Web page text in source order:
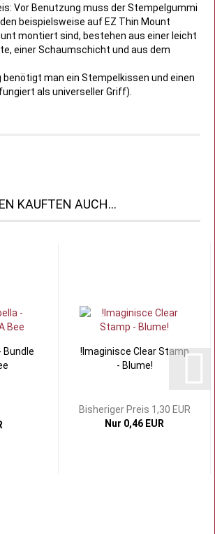
Vor Benutzung muss der Stempelgummi
beispielsweise auf EZ Thin Mount
montiert sind, bestehen aus einer leicht
einer Schaumschicht und aus dem
benötigt man ein Stempelkissen und einen
als universeller Griff).
KAUFTEN AUCH...
Bundle
!Imaginisce Clear Stamp
- Blume!
Bisheriger Preis 1,30 EUR
Nur 0,46 EUR